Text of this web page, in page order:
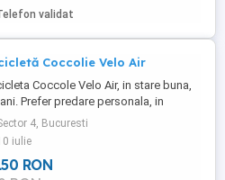
validat
Coccolie Velo Air
Coccole Velo Air, in stare buna,
Prefer predare personala, in
Sector 4 Scaun reversibil și
pe spate. Roți cu camera. Bară de
pliabilă pentru copii. Cadru
Sistem de frânare fiabil cu frâne
4, Bucuresti
iulie
RON